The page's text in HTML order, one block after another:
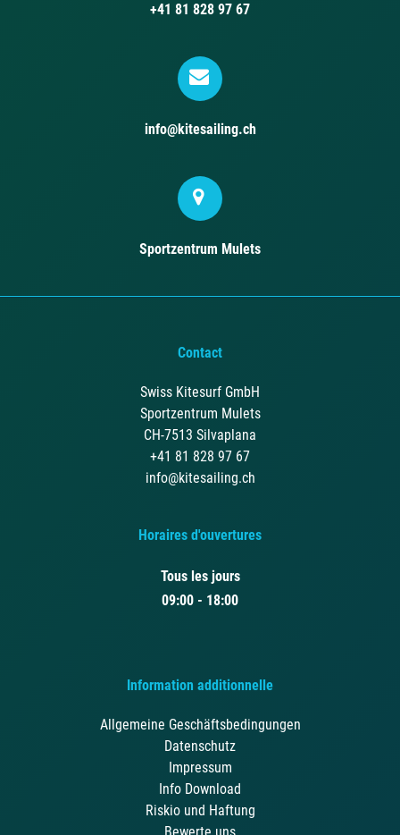
+41 81 828 97 67
info@kitesailing.ch
Sportzentrum Mulets
Contact
Swiss Kitesurf GmbH
Sportzentrum Mulets
CH-7513 Silvaplana
+41 81 828 97 67
info@kitesailing.ch
Horaires d'ouvertures
Tous les jours
09:00 - 18:00
Information additionnelle
Allgemeine Geschäftsbedingungen
Datenschutz
Impressum
Info Download
Riskio und Haftung